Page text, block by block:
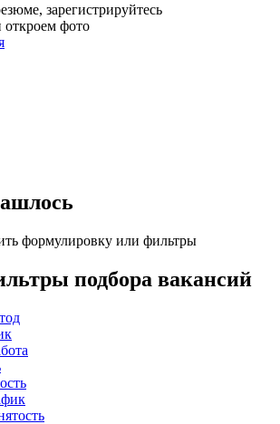
зарегистрируйтесь
откроем фото
формулировку или фильтры
подбора вакансий